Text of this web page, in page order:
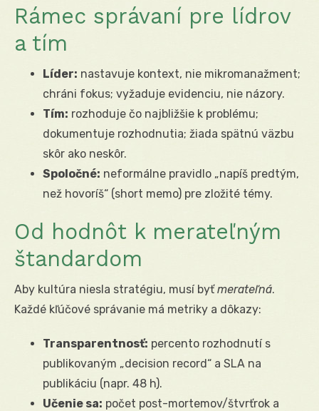
Rámec správaní pre lídrov
a tím
Líder: nastavuje kontext, nie mikromanažment;
chráni fokus; vyžaduje evidenciu, nie názory.
Tím: rozhoduje čo najbližšie k problému;
dokumentuje rozhodnutia; žiada spätnú väzbu
skôr ako neskôr.
Spoločné: neformálne pravidlo „napíš predtým,
než hovoríš“ (short memo) pre zložité témy.
Od hodnôt k merateľným
štandardom
Aby kultúra niesla stratégiu, musí byťmerateľná.
Každé kľúčové správanie má metriky a dôkazy:
Transparentnosť: percento rozhodnutí s
publikovaným „decision record“ a SLA na
publikáciu (napr. 48 h).
Učenie sa: počet post-mortemov/štvrťrok a